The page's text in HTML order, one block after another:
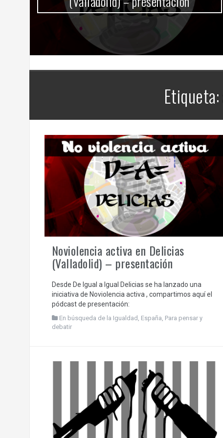
Etiqueta:
Noviolencia activa en Delicias
(Valladolid) – presentación
Desde De Igual a Igual Delicias se ha lanzado una
iniciativa de Noviolencia activa , compartimos aquí el
pódcast de presentación:
En búsqueda de la Igualdad , España, Para pensar y
debatir